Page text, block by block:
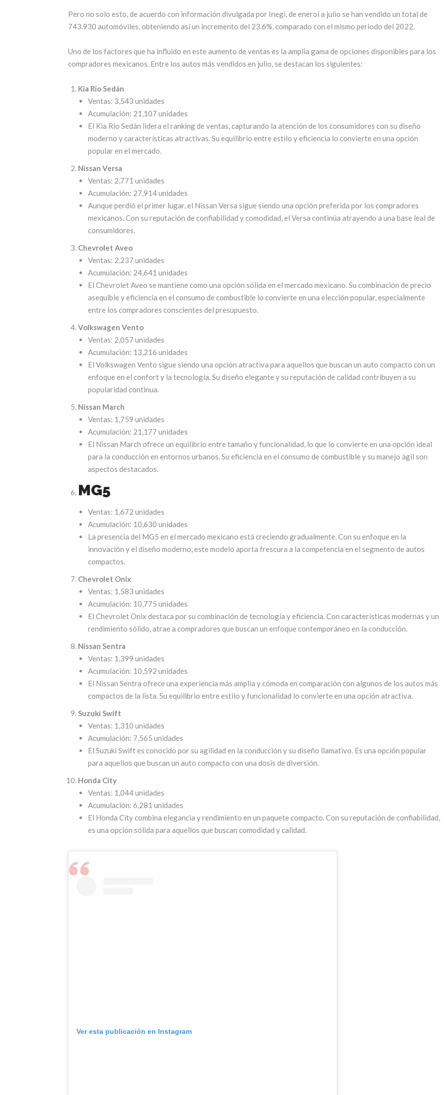
Pero no solo esto, de acuerdo con información divulgada por Inegi, de eneroi a julio se han vendido un total de
743.930 automóviles, obteniendo así un incremento del 23.6%, comparado con el mismo periodo del 2022.
Uno de los factores que ha influido en este aumento de ventas es la amplia gama de opciones disponibles para los
compradores mexicanos. Entre los autos más vendidos en julio, se destacan los siguientes:
Kia Rio Sedán
Ventas: 3,543 unidades
Acumulación: 21,107 unidades
El Kia Rio Sedán lidera el ranking de ventas, capturando la atención de los consumidores con su diseño
moderno y características atractivas. Su equilibrio entre estilo y eficiencia lo convierte en una opción
popular en el mercado.
Nissan Versa
Ventas: 2,771 unidades
Acumulación: 27,914 unidades
Aunque perdió el primer lugar, el Nissan Versa sigue siendo una opción preferida por los compradores
mexicanos. Con su reputación de confiabilidad y comodidad, el Versa continúa atrayendo a una base leal de
consumidores.
Chevrolet Aveo
Ventas: 2,237 unidades
Acumulación: 24,641 unidades
El Chevrolet Aveo se mantiene como una opción sólida en el mercado mexicano. Su combinación de precio
asequible y eficiencia en el consumo de combustible lo convierte en una elección popular, especialmente
entre los compradores conscientes del presupuesto.
Volkswagen Vento
Ventas: 2,057 unidades
Acumulación: 13,216 unidades
El Volkswagen Vento sigue siendo una opción atractiva para aquellos que buscan un auto compacto con un
enfoque en el confort y la tecnología. Su diseño elegante y su reputación de calidad contribuyen a su
popularidad continua.
Nissan March
Ventas: 1,759 unidades
Acumulación: 21,177 unidades
El Nissan March ofrece un equilibrio entre tamaño y funcionalidad, lo que lo convierte en una opción ideal
para la conducción en entornos urbanos. Su eficiencia en el consumo de combustible y su manejo ágil son
aspectos destacados.
MG5
Ventas: 1,672 unidades
Acumulación: 10,630 unidades
La presencia del MG5 en el mercado mexicano está creciendo gradualmente. Con su enfoque en la
innovación y el diseño moderno, este modelo aporta frescura a la competencia en el segmento de autos
compactos.
Chevrolet Onix
Ventas: 1,583 unidades
Acumulación: 10,775 unidades
El Chevrolet Onix destaca por su combinación de tecnología y eficiencia. Con características modernas y un
rendimiento sólido, atrae a compradores que buscan un enfoque contemporáneo en la conducción.
Nissan Sentra
Ventas: 1,399 unidades
Acumulación: 10,592 unidades
El Nissan Sentra ofrece una experiencia más amplia y cómoda en comparación con algunos de los autos más
compactos de la lista. Su equilibrio entre estilo y funcionalidad lo convierte en una opción atractiva.
Suzuki Swift
Ventas: 1,310 unidades
Acumulación: 7,565 unidades
El Suzuki Swift es conocido por su agilidad en la conducción y su diseño llamativo. Es una opción popular
para aquellos que buscan un auto compacto con una dosis de diversión.
Honda City
Ventas: 1,044 unidades
Acumulación: 6,281 unidades
El Honda City combina elegancia y rendimiento en un paquete compacto. Con su reputación de confiabilidad,
es una opción sólida para aquellos que buscan comodidad y calidad.
Ver esta publicación en Instagram